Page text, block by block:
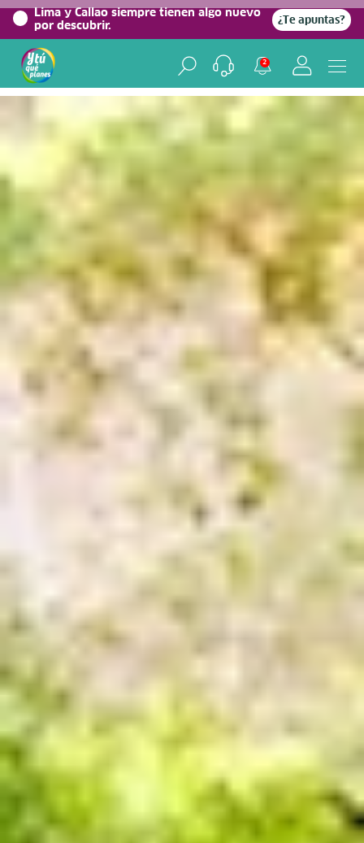
Lima y Callao siempre tienen algo nuevo
por descubrir.
¿Te apuntas?
2
Home/Blog viajero